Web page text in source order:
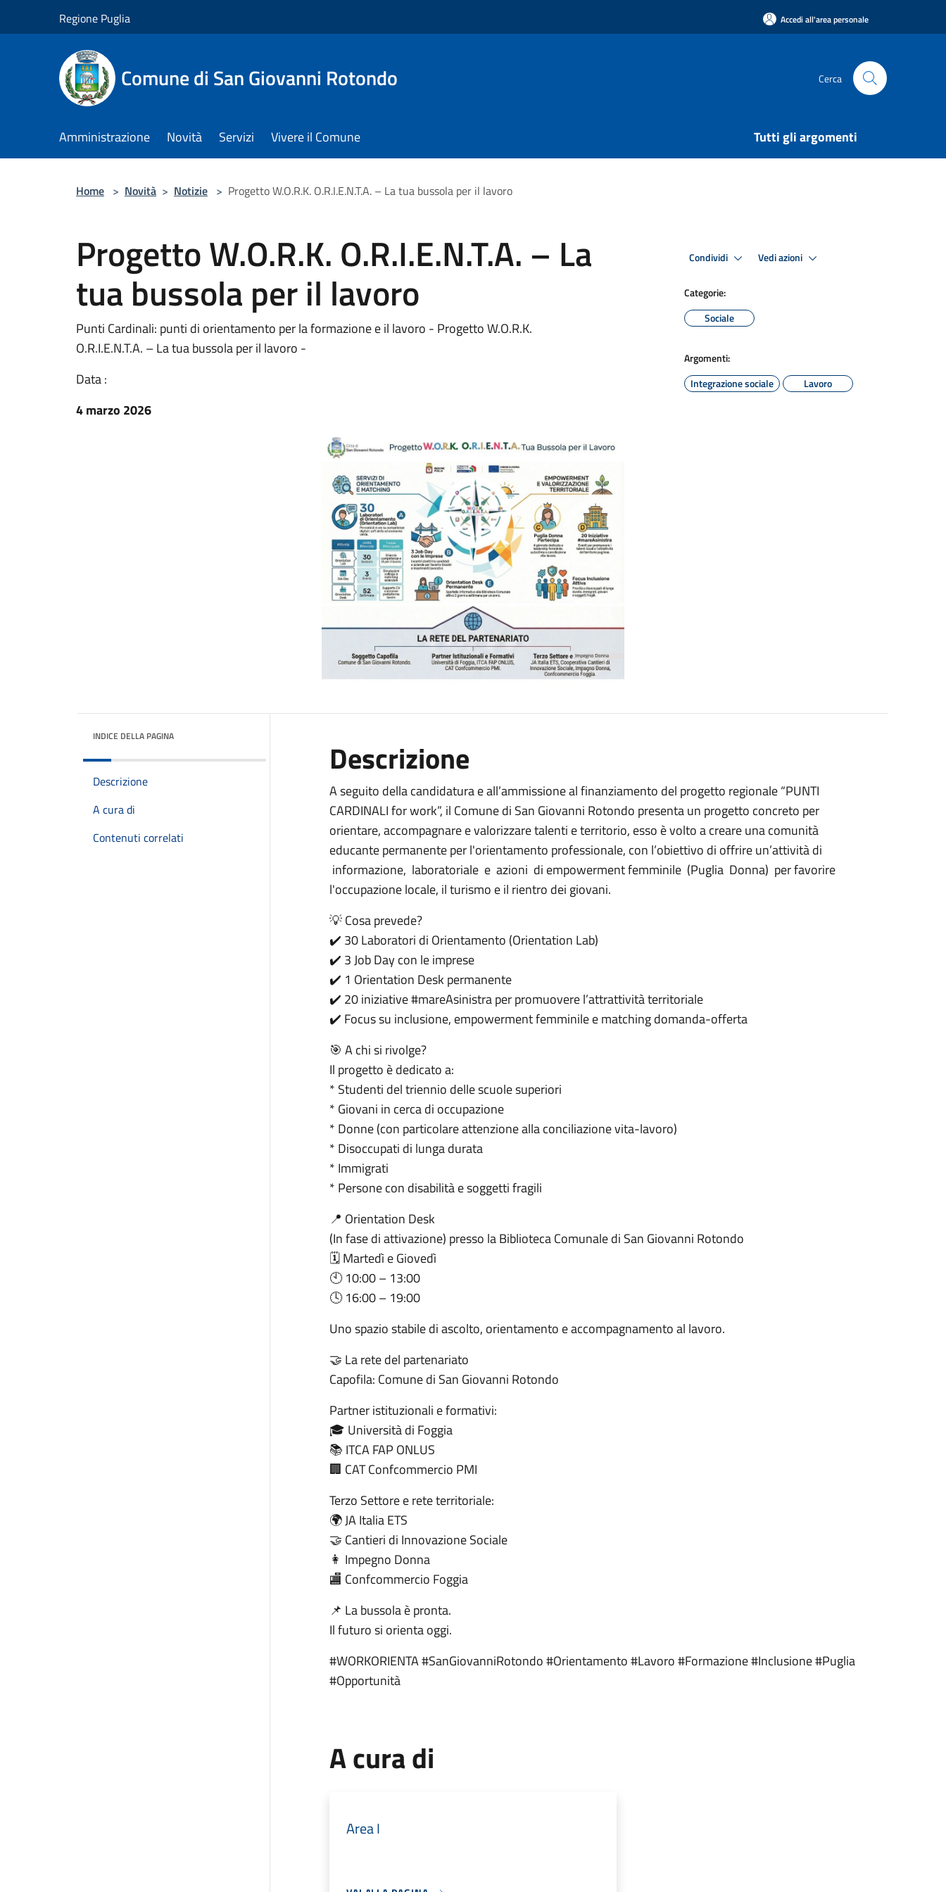
Regione Puglia Accedi all'area personale
Comune di San Giovanni Rotondo Cerca
Amministrazione Novità Servizi Vivere il Comune Tutti gli argomenti
Home > Novità > Notizie > Progetto W.O.R.K. O.R.I.E.N.T.A. – La tua bussola per il lavoro
Progetto W.O.R.K. O.R.I.E.N.T.A. – La
tua bussola per il lavoro
Punti Cardinali: punti di orientamento per la formazione e il lavoro - Progetto W.O.R.K.
O.R.I.E.N.T.A. – La tua bussola per il lavoro -
Data :
4 marzo 2026
Condividi Vedi azioni
Categorie:
Sociale
Argomenti:
Integrazione sociale
Lavoro
INDICE DELLA PAGINA
Descrizione
A cura di
Contenuti correlati
Descrizione
A seguito della candidatura e all’ammissione al finanziamento del progetto regionale “PUNTI
CARDINALI for work”, il Comune di San Giovanni Rotondo presenta un progetto concreto per
orientare, accompagnare e valorizzare talenti e territorio, esso è volto a creare una comunità
educante permanente per l'orientamento professionale, con l’obiettivo di offrire un’attività di
informazione, laboratoriale e azioni di empowerment femminile (Puglia Donna) per favorire
l'occupazione locale, il turismo e il rientro dei giovani.
💡 Cosa prevede?
✔️ 30 Laboratori di Orientamento (Orientation Lab)
✔️ 3 Job Day con le imprese
✔️ 1 Orientation Desk permanente
✔️ 20 iniziative #mareAsinistra per promuovere l’attrattività territoriale
✔️ Focus su inclusione, empowerment femminile e matching domanda-offerta
🎯 A chi si rivolge?
Il progetto è dedicato a:
* Studenti del triennio delle scuole superiori
* Giovani in cerca di occupazione
* Donne (con particolare attenzione alla conciliazione vita-lavoro)
* Disoccupati di lunga durata
* Immigrati
* Persone con disabilità e soggetti fragili
📍 Orientation Desk
(In fase di attivazione) presso la Biblioteca Comunale di San Giovanni Rotondo
🗓 Martedì e Giovedì
🕙 10:00 – 13:00
🕓 16:00 – 19:00
Uno spazio stabile di ascolto, orientamento e accompagnamento al lavoro.
🤝 La rete del partenariato
Capofila: Comune di San Giovanni Rotondo
Partner istituzionali e formativi:
🎓 Università di Foggia
📚 ITCA FAP ONLUS
🏢 CAT Confcommercio PMI
Terzo Settore e rete territoriale:
🌍 JA Italia ETS
🤝 Cantieri di Innovazione Sociale
👩 Impegno Donna
🏬 Confcommercio Foggia
📌 La bussola è pronta.
Il futuro si orienta oggi.
#WORKORIENTA #SanGiovanniRotondo #Orientamento #Lavoro #Formazione #Inclusione #Puglia
#Opportunità
A cura di
Area I